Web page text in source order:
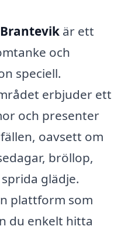
är ett
och
speciell.
erbjuder ett
och presenter
oavsett om
bröllop,
glädje.
plattform som
du enkelt hitta